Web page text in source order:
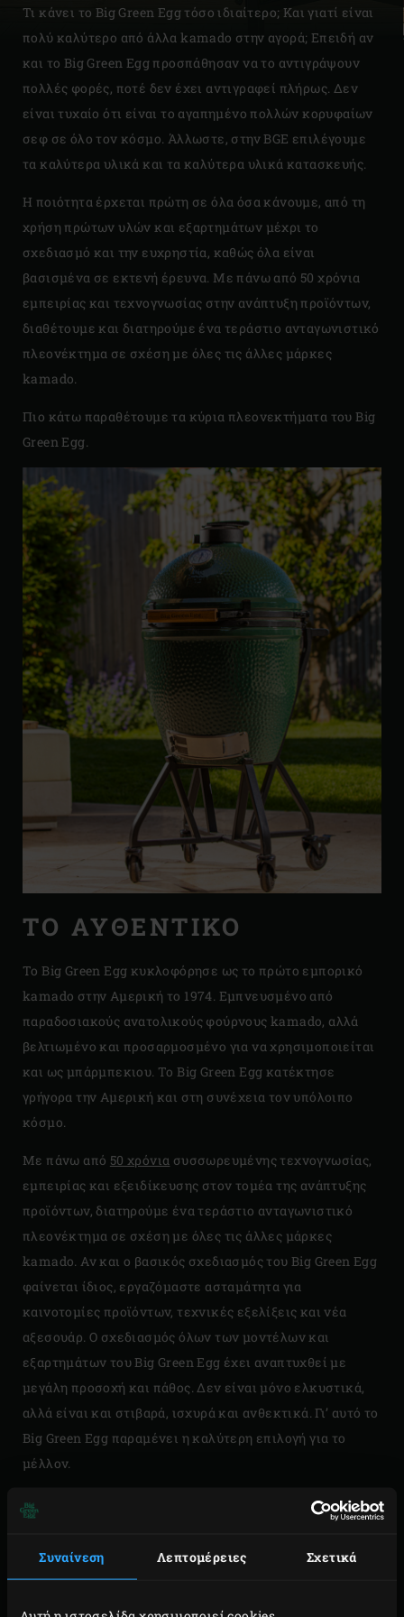
Συναίνεση Λεπτομέρειες Σχετικά
Τι κάνει το Big Green Egg τόσο ιδιαίτερο; Και γιατί είναι
πολύ καλύτερο από άλλα kamado στην αγορά; Επειδή αν
και το Big Green Egg προσπάθησαν να το αντιγράψουν
πολλές φορές, ποτέ δεν έχει αντιγραφεί πλήρως. Δεν
είναι τυχαίο ότι είναι το αγαπημένο πολλών κορυφαίων
σεφ σε όλο τον κόσμο. Άλλωστε, στην BGE επιλέγουμε
τα καλύτερα υλικά και τα καλύτερα υλικά κατασκευής.
Η ποιότητα έρχεται πρώτη σε όλα όσα κάνουμε, από τη
χρήση πρώτων υλών και εξαρτημάτων μέχρι το
σχεδιασμό και την ευχρηστία, καθώς όλα είναι
βασισμένα σε εκτενή έρευνα. Με πάνω από 50 χρόνια
εμπειρίας και τεχνογνωσίας στην ανάπτυξη προϊόντων,
διαθέτουμε και διατηρούμε ένα τεράστιο ανταγωνιστικό
πλεονέκτημα σε σχέση με όλες τις άλλες μάρκες
kamado.
Πιο κάτω παραθέτουμε τα κύρια πλεονεκτήματα του Big
Green Egg.
ΤΟ ΑΥΘΕΝΤΙΚΌ
Το Big Green Egg κυκλοφόρησε ως το πρώτο εμπορικό
kamado στην Αμερική το 1974. Εμπνευσμένο από
παραδοσιακούς ανατολικούς φούρνους kamado, αλλά
βελτιωμένο και προσαρμοσμένο για να χρησιμοποιείται
και ως μπάρμπεκιου. Το Big Green Egg κατέκτησε
γρήγορα την Αμερική και στη συνέχεια τον υπόλοιπο
κόσμο.
Με πάνω από 50 χρόνια συσσωρευμένης τεχνογνωσίας,
εμπειρίας και εξειδίκευσης στον τομέα της ανάπτυξης
προϊόντων, διατηρούμε ένα τεράστιο ανταγωνιστικό
πλεονέκτημα σε σχέση με όλες τις άλλες μάρκες
kamado. Αν και ο βασικός σχεδιασμός του Big Green Egg
φαίνεται ίδιος, εργαζόμαστε ασταμάτητα για
καινοτομίες προϊόντων, τεχνικές εξελίξεις και νέα
αξεσουάρ. Ο σχεδιασμός όλων των μοντέλων και
εξαρτημάτων του Big Green Egg έχει αναπτυχθεί με
μεγάλη προσοχή και πάθος. Δεν είναι μόνο ελκυστικά,
αλλά είναι και στιβαρά, ισχυρά και ανθεκτικά. Γι’ αυτό το
Big Green Egg παραμένει η καλύτερη επιλογή για το
μέλλον.